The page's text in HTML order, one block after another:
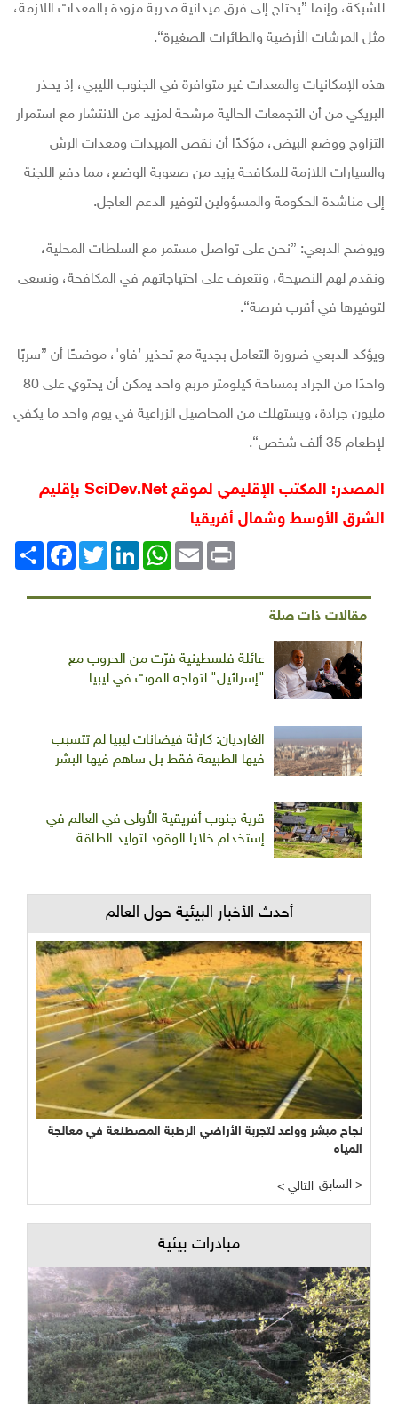
للشبكة، وإنما ”يحتاج إلى فرق ميدانية مدربة مزودة بالمعدات اللازمة،
مثل المرشات الأرضية والطائرات الصغيرة“.
هذه الإمكانيات والمعدات غير متوافرة في الجنوب الليبي، إذ يحذر
البريكي من أن التجمعات الحالية مرشحة لمزيد من الانتشار مع استمرار
التزاوج ووضع البيض، مؤكدًا أن نقص المبيدات ومعدات الرش
والسيارات اللازمة للمكافحة يزيد من صعوبة الوضع، مما دفع اللجنة
إلى مناشدة الحكومة والمسؤولين لتوفير الدعم العاجل.
ويوضح الدبعي: ”نحن على تواصل مستمر مع السلطات المحلية،
ونقدم لهم النصيحة، ونتعرف على احتياجاتهم في المكافحة، ونسعى
لتوفيرها في أقرب فرصة“.
ويؤكد الدبعي ضرورة التعامل بجدية مع تحذير ’فاو'، موضحًا أن ”سربًا
واحدًا من الجراد بمساحة كيلومتر مربع واحد يمكن أن يحتوي على 80
مليون جرادة، ويستهلك من المحاصيل الزراعية في يوم واحد ما يكفي
لإطعام 35 ألف شخص“.
المصدر: المكتب الإقليمي لموقع SciDev.Net بإقليم
الشرق الأوسط وشمال أفريقيا
انشر
FacebookTwitterLinkedIn
WhatsAppEmail Print
مقالات ذات صلة
عائلة فلسطينية فرّت من الحروب مع
"إسرائيل" لتواجه الموت في ليبيا
الغارديان: كارثة فيضانات ليبيا لم تتسبب
فيها الطبيعة فقط بل ساهم فيها البشر
قرية جنوب أفريقية الاُولى في العالم في
إستخدام خلايا الوقود لتوليد الطاقة
أحدث الأخبار البيئية حول العالم
نجاح مبشر وواعد لتجربة الأراضي الرطبة المصطنعة في معالجة
المياه
< التالي السابق >
مبادرات بيئية